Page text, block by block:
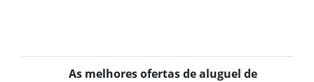
As melhores ofertas de aluguel de